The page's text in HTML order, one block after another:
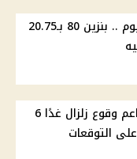
أسعار الوقود في مصر اليوم .. بنزين 80 بـ20.75
البحوث الفلكية تحسم مزاعم وقوع زلزال غدًا 6
التوقعات